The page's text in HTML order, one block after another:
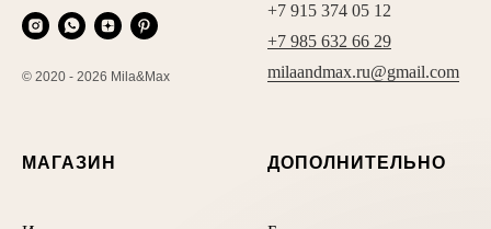
© 2020 - 2026 Mila&Max
+7 915 374 05 12
+7 985 632 66 29
milaandmax.ru@gmail.com
МАГАЗИН ДОПОЛНИТЕЛЬНО